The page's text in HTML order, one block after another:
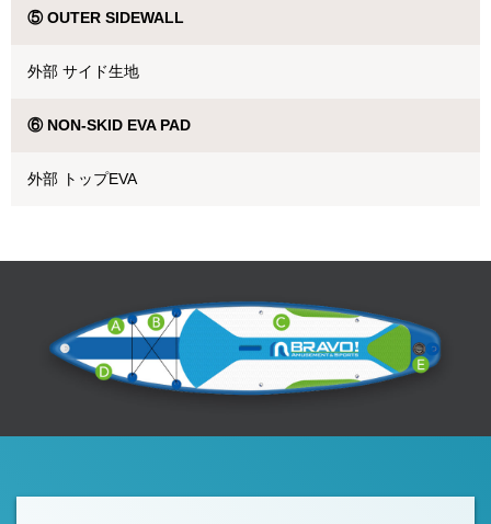
⑤ OUTER SIDEWALL
外部 サイド生地
⑥ NON-SKID EVA PAD
外部 トップEVA